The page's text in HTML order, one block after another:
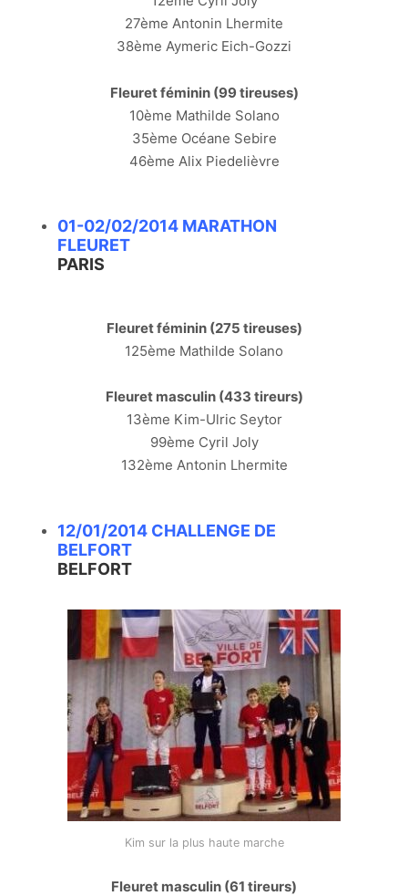
27ème Antonin Lhermite
38ème Aymeric Eich-Gozzi
Fleuret féminin (99 tireuses)
10ème Mathilde Solano
35ème Océane Sebire
46ème Alix Piedelièvre
01-02/02/2014 MARATHON
FLEURET
PARIS
Fleuret féminin (275 tireuses)
125ème Mathilde Solano
Fleuret masculin (433 tireurs)
13ème Kim-Ulric Seytor
99ème Cyril Joly
132ème Antonin Lhermite
12/01/2014 CHALLENGE DE
BELFORT
BELFORT
Kim sur la plus haute marche
Fleuret masculin (61 tireurs)